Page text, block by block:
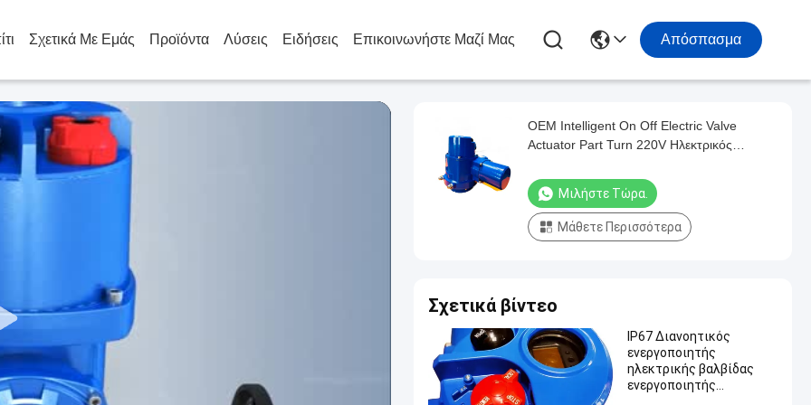
Σχετικά Με Εμάς Προϊόντα Λύσεις Ειδήσεις Επικοινωνήστε Μαζί Μας Απόσπασμα
OEM Intelligent On Off Electric Valve
Actuator Part Turn 220V Ηλεκτρικός
Μιλήστε Τώρα.
Μάθετε Περισσότερα
Σχετικά βίντεο
IP67 Διανοητικός
ενεργοποιητής
ηλεκτρικής βαλβίδας
ενεργοποιητής